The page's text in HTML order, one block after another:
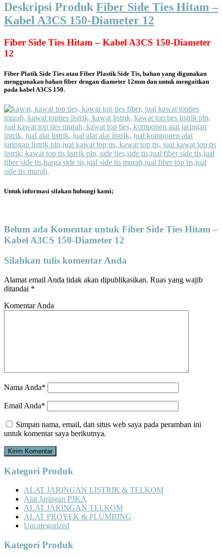
Deskripsi Produk Fiber Side Ties Hitam –
Kabel A3CS 150-Diameter 12
Fiber Side Ties Hitam – Kabel A3CS 150-Diameter
12
Fiber Platik Side Ties atau Fiber Plastik Side Tis, bahan yang digunakan
menggunakan bahan fiber dengan diameter 12mm dan untuk mengaitkan
pada kabel A3CS 150.
Untuk informasi silakan hubungi kami;
Belum ada Komentar untuk Fiber Side Ties Hitam –
Kabel A3CS 150-Diameter 12
Silahkan tulis komentar Anda
Alamat email Anda tidak akan dipublikasikan. Ruas yang wajib
ditandai *
Komentar Anda
Nama Anda*
Email Anda*
Simpan nama, email, dan situs web saya pada peramban ini
untuk komentar saya berikutnya.
Kategori Produk
ALAT JARINGAN LISTRIK & TELKOM
Alat Jaringan PJKA
ALAT JARINGAN TELKOM
ALAT PROYEK & PLUMBING
Uncategorized
Kategori Produk